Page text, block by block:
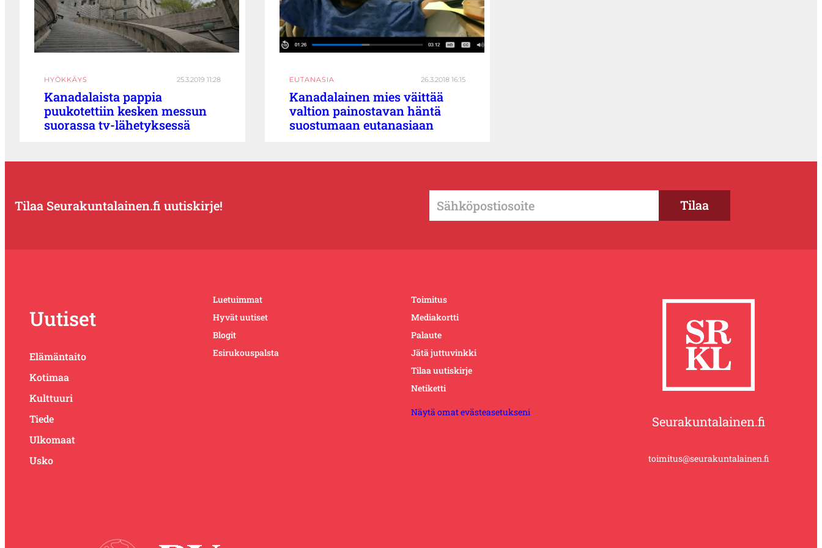
HYÖKKÄYS 25.3.2019 11:28
Kanadalaista pappia
puukotettiin kesken messun
suorassa tv-lähetyksessä
EUTANASIA 26.3.2018 16:15
Kanadalainen mies väittää
valtion painostavan häntä
suostumaan eutanasiaan
Tilaa Seurakuntalainen.fi uutiskirje!
Uutiset
Elämäntaito
Kotimaa
Kulttuuri
Tiede
Ulkomaat
Usko
Luetuimmat
Hyvät uutiset
Blogit
Esirukouspalsta
Toimitus
Mediakortti
Palaute
Jätä juttuvinkki
Tilaa uutiskirje
Netiketti
Näytä omat evästeasetukseni
Seurakuntalainen.fi
toimitus@seurakuntalainen.fi